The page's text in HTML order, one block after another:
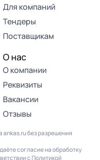
Для компаний
Тендеры
Поставщикам
О нас
О компании
Реквизиты
Вакансии
Отзывы
без разрешения
согласие на обработку
с Политикой